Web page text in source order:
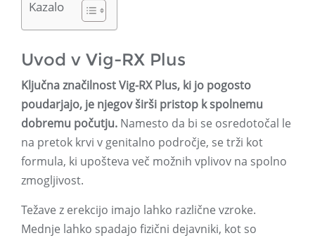
Kazalo
Uvod v Vig-RX Plus
Ključna značilnost Vig-RX Plus, ki jo pogosto
poudarjajo, je njegov širši pristop k spolnemu
dobremu počutju. Namesto da bi se osredotočal le
na pretok krvi v genitalno področje, se trži kot
formula, ki upošteva več možnih vplivov na spolno
zmogljivost.
Težave z erekcijo imajo lahko različne vzroke.
Mednje lahko spadajo fizični dejavniki, kot so